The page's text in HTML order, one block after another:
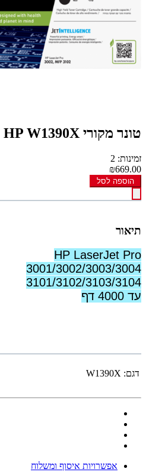
טונר מקורי HP W1390X
זמינות: 2
₪669.00
הוספה לסל
תיאור
HP LaserJet Pro
3001/3002/3003/3004
3101/3102/3103/3104
עד 4000 דף
דגם: W1390X
אפשרויות איסוף ומשלוח